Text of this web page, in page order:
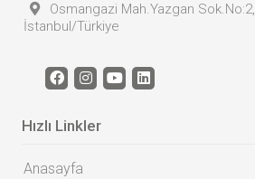
Osmangazi Mah.Yazgan
İstanbul/Türkiye
Hızlı Linkler
Anasayfa